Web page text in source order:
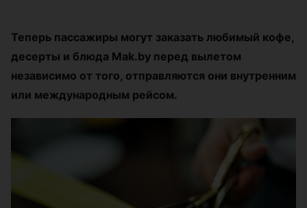
Теперь пассажиры могут заказать любимый кофе,
десерты и блюда Mak.by перед вылетом
независимо от того, отправляются они внутренним
или международным рейсом.